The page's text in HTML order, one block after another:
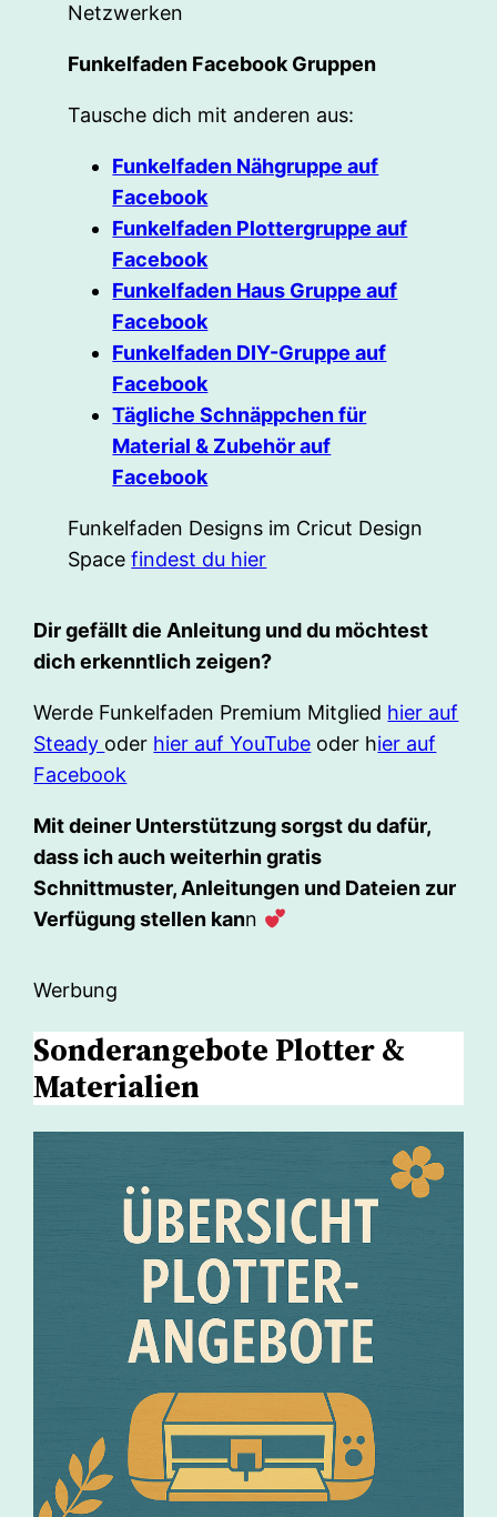
Netzwerken
Funkelfaden Facebook Gruppen
Tausche dich mit anderen aus:
Funkelfaden Nähgruppe auf
Facebook
Funkelfaden Plottergruppe auf
Facebook
Funkelfaden Haus Gruppe auf
Facebook
Funkelfaden DIY-Gruppe auf
Facebook
Tägliche Schnäppchen für
Material & Zubehör auf
Facebook
Funkelfaden Designs im Cricut Design
Spacefindest du hier
Dir gefällt die Anleitung und du möchtest
dich erkenntlich zeigen?
Werde Funkelfaden Premium Mitglied hier auf
Steady oder hier auf YouTube oder hier auf
Facebook
Mit deiner Unterstützung sorgst du dafür,
dass ich auch weiterhin gratis
Schnittmuster, Anleitungen und Dateien zur
Verfügung stellen kann
Werbung
Sonderangebote Plotter &
Materialien